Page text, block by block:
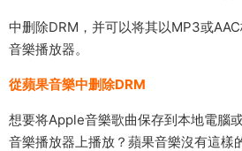
中删除DRM，并可以将其以MP3或
音樂播放器。
從蘋果音樂中删除DRM
想要将Apple音樂歌曲保存到本地電腦
音樂播放器上播放？蘋果音樂沒有這樣